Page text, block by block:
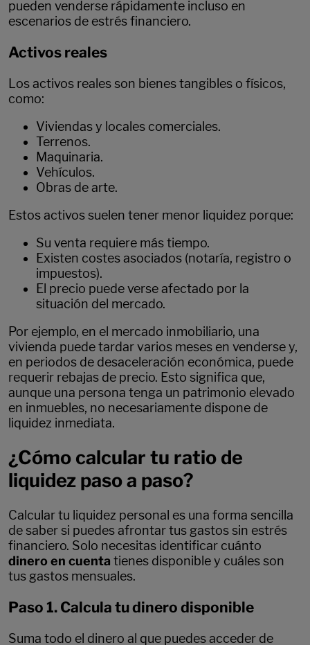
pueden venderse rápidamente incluso en
escenarios de estrés financiero.
Activos reales
Los activos reales son bienes tangibles o físicos,
como:
Viviendas y locales comerciales.
Terrenos.
Maquinaria.
Vehículos.
Obras de arte.
Estos activos suelen tener menor liquidez porque:
Su venta requiere más tiempo.
Existen costes asociados (notaría, registro o
impuestos).
El precio puede verse afectado por la
situación del mercado.
Por ejemplo, en el mercado inmobiliario, una
vivienda puede tardar varios meses en venderse y,
en periodos de desaceleración económica, puede
requerir rebajas de precio. Esto significa que,
aunque una persona tenga un patrimonio elevado
en inmuebles, no necesariamente dispone de
liquidez inmediata.
¿Cómo calcular tu ratio de
liquidez paso a paso?
Calcular tu liquidez personal es una forma sencilla
de saber si puedes afrontar tus gastos sin estrés
financiero. Solo necesitas identificar cuánto
dinero en cuenta tienes disponible y cuáles son
tus gastos mensuales.
Paso 1. Calcula tu dinero disponible
Suma todo el dinero al que puedes acceder de